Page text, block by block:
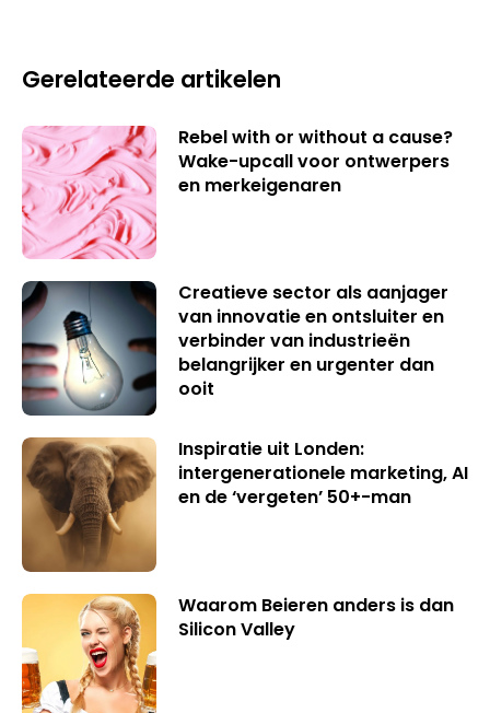
Gerelateerde artikelen
Rebel with or without a cause?
Wake-upcall voor ontwerpers
en merkeigenaren
Creatieve sector als aanjager
van innovatie en ontsluiter en
verbinder van industrieën
belangrijker en urgenter dan
ooit
Inspiratie uit Londen:
intergenerationele marketing, AI
en de ‘vergeten’ 50+-man
Waarom Beieren anders is dan
Silicon Valley